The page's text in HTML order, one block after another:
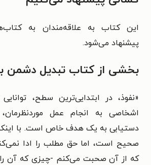
این کتاب به علاقه‌مندان به
پیشنهاد می‌شود.
بخشی از کتاب تبدیل دشمن
«نفوذ، در ابتدایی‌ترین سطح،
اشخاصی به انجام عمل موردنظرمان،
دستیابی به یک هدف خاص است. با
صحیح است، اما حق مطلب را ادا
که از آن صحبت می‌کنم -چیزی که آن را